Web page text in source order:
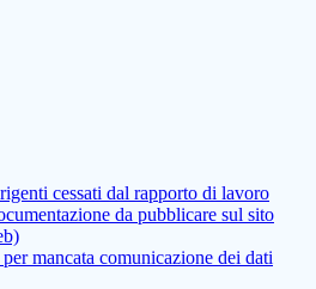
cessati dal rapporto di lavoro
da pubblicare sul sito
mancata comunicazione dei dati